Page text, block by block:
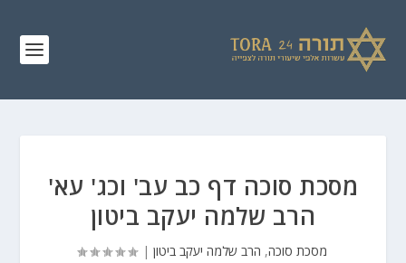
מסכת סוכה דף כב עב' וכג' עא'
הרב שלמה יעקב ביטון
מסכת סוכה, הרב שלמה יעקב ביטון |